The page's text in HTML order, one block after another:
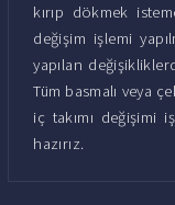
kırıp dökmek
değişim işlemi
yapılan
Tüm basmalı veya
iç takımı değişimi
hazırız.